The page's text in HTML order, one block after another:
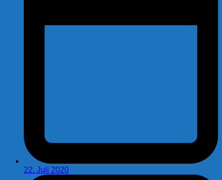
22. Juli 2020